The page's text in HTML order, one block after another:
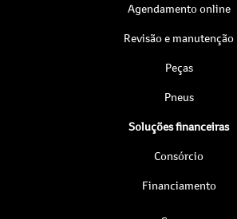
Agendamento online
Revisão e manutenção
Peças
Pneus
Soluções financeiras
Consórcio
Financiamento